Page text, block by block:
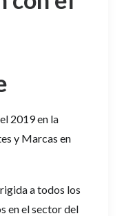
2019 en la
y Marcas en
a todos los
en el sector del